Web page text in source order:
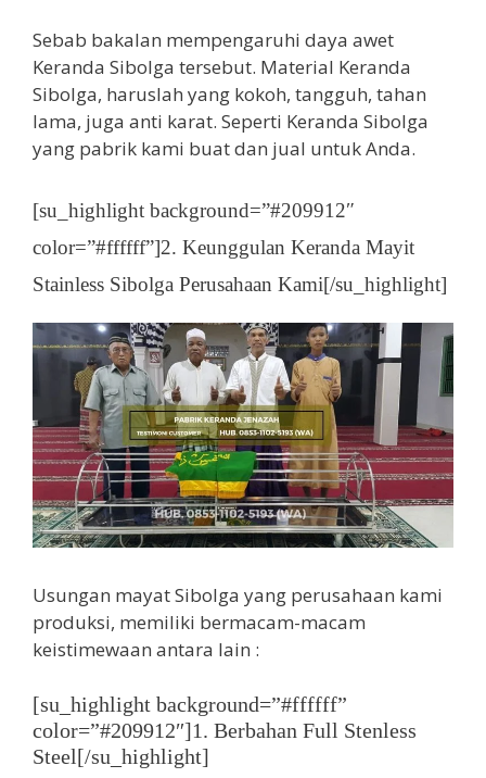
Sebab bakalan mempengaruhi daya awet
Keranda Sibolga tersebut. Material Keranda
Sibolga, haruslah yang kokoh, tangguh, tahan
lama, juga anti karat. Seperti Keranda Sibolga
yang pabrik kami buat dan jual untuk Anda.
[su_highlight background=”#209912″
color=”#ffffff”]2. Keunggulan Keranda Mayit
Stainless Sibolga Perusahaan Kami[/su_highlight]
Usungan mayat Sibolga yang perusahaan kami
produksi, memiliki bermacam-macam
keistimewaan antara lain :
[su_highlight background=”#ffffff”
color=”#209912″]1. Berbahan Full Stenless
Steel[/su_highlight]